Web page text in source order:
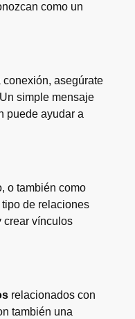
como un
asegúrate
simple mensaje
puede ayudar a
o también como
de relaciones
crear vínculos
relacionados con
también una